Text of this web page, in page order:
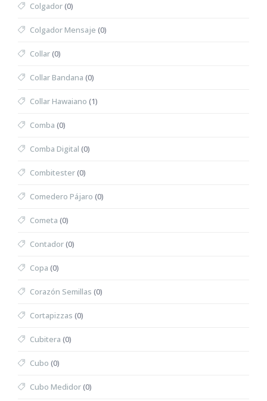
Colgador(0)
Colgador Mensaje (0)
Collar(0)
Collar Bandana (0)
Collar Hawaiano (1)
Comba (0)
Comba Digital (0)
Combitester(0)
Comedero Pájaro (0)
Cometa (0)
Contador(0)
Copa (0)
Corazón Semillas (0)
Cortapizzas (0)
Cubitera (0)
Cubo (0)
Cubo Medidor(0)